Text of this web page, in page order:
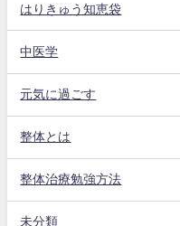
はりきゅう知恵袋
中医学
元気に過ごす
整体とは
整体治療勉強方法
未分類